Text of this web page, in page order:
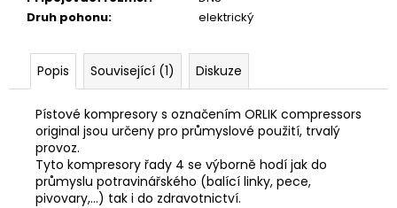
Druh pohonu: elektrický
Popis Související (1) Diskuze
Pístové kompresory s označením ORLIK compressors
original jsou určeny pro průmyslové použití, trvalý
provoz.
Tyto kompresory řady 4 se výborně hodí jak do
průmyslu potravinářského (balící linky, pece,
pivovary,…) tak i do zdravotnictví.
Původně:
445